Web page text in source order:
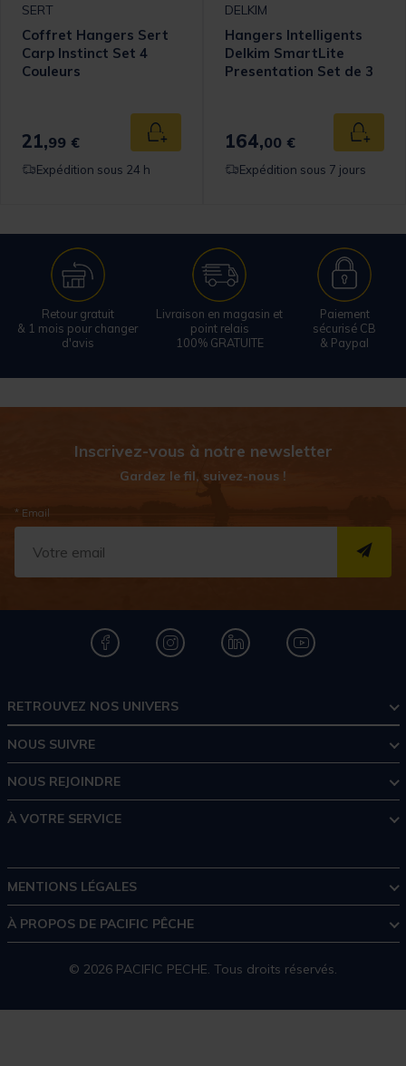
panier
SERT
Coffret Hangers Sert
Carp Instinct Set 4
Couleurs
21,99 € Ajouter au panier
Expédition sous 24 h
DELKIM
Hangers Intelligents
Delkim SmartLite
Presentation Set de 3
164,00 €
Expédition sous 7 jours
Retour gratuit
& 1 mois pour changer
d'avis
Livraison en magasin et
point relais
100% GRATUITE
Paiement
sécurisé CB
& Paypal
Inscrivez-vous à notre newsletter
Gardez le fil, suivez-nous !
* Email
RETROUVEZ NOS UNIVERS
NOUS SUIVRE
NOUS REJOINDRE
À VOTRE SERVICE
MENTIONS LÉGALES
À PROPOS DE PACIFIC PÊCHE
© 2026 PACIFIC PECHE. Tous droits réservés.